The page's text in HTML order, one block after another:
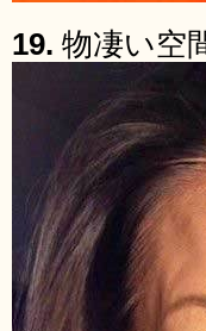
19. 物凄い空